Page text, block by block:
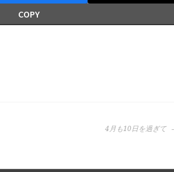
COPY
4月も10日を過ぎて